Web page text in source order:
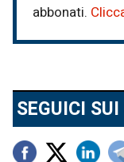
abbonati.
SEGUICI